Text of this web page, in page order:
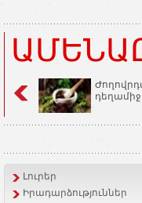
Լուրեր
Իրադարձություններ